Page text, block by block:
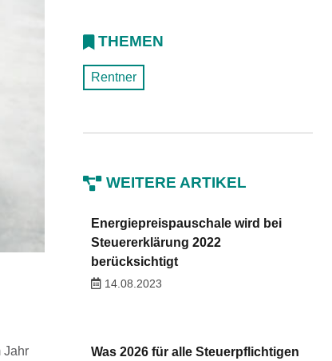
Jahr
THEMEN
Rentner
WEITERE ARTIKEL
Energiepreispauschale wird bei
Steuererklärung 2022
berücksichtigt
14.08.2023
Was 2026 für alle Steuerpflichtigen